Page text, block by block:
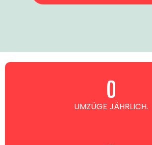
UMZÜGE JÄHRLICH.
0